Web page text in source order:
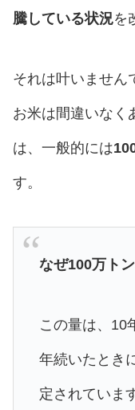
騰している状況を
それは叶いません
お米は間違いなく
は、一般的には
す。
なぜ100万ト
この量は、10
年続いたとき
定されていま